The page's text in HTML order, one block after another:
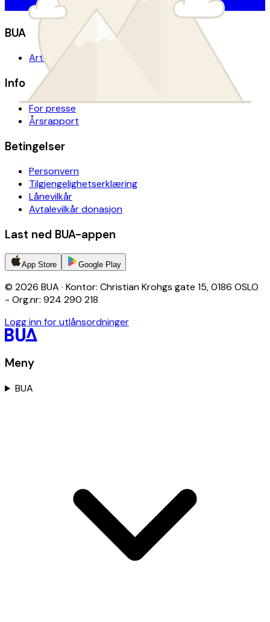
BUA
Artikler
Info
For presse
Årsrapport
Betingelser
Personvern
Tilgjengelighetserklæring
Lånevilkår
Avtalevilkår donasjon
Last ned BUA-appen
App Store Google Play
© 2026 BUA · Kontor: Christian Krohgs gate 15, 0186 OSLO
- Org.nr: 924 290 218
Logg inn for utlånsordninger
Meny
BUA